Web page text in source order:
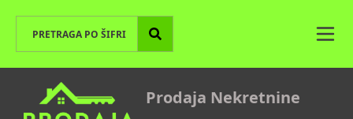
Prodaja Nekretnine